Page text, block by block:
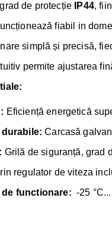
de protecție
IP44,
fiabil in
simplă și precisă,
permite ajustarea
Eficiență energetică
durabile: Carcasă
Grilă de siguranță, grad
regulator de viteza
de functionare: -25